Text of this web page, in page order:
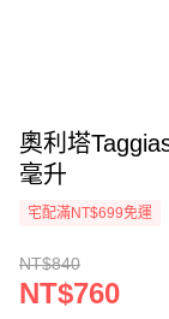
奧利塔
毫升
宅配滿NT$699免運
NT$840
NT$760